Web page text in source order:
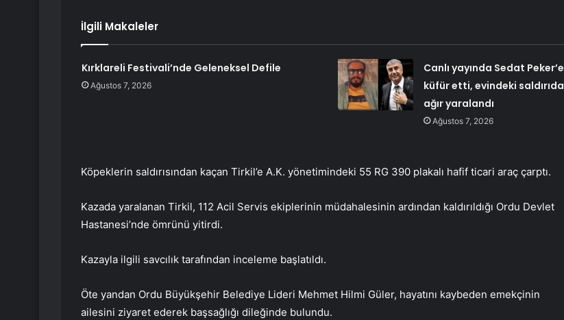
İlgili Makaleler
Kırklareli Festivali’nde Geleneksel Defile
Ağustos 7, 2026
Canlı yayında Sedat Peker’e
küfür etti, evindeki saldırıda
ağır yaralandı
Ağustos 7, 2026
Köpeklerin saldırısından kaçan Tirkil’e A.K. yönetimindeki 55 RG 390 plakalı hafif ticari araç çarptı.
Kazada yaralanan Tirkil, 112 Acil Servis ekiplerinin müdahalesinin ardından kaldırıldığı Ordu Devlet
Hastanesi’nde ömrünü yitirdi.
Kazayla ilgili savcılık tarafından inceleme başlatıldı.
Öte yandan Ordu Büyükşehir Belediye Lideri Mehmet Hilmi Güler, hayatını kaybeden emekçinin
ailesini ziyaret ederek başsağlığı dileğinde bulundu.